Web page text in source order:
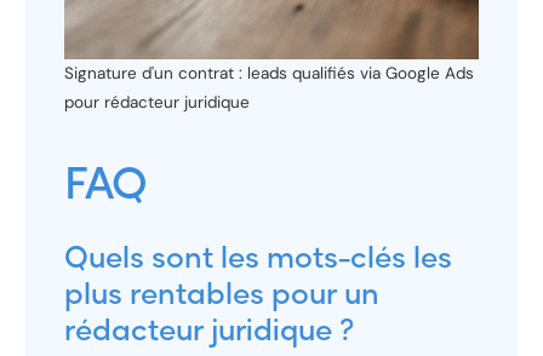
Signature d'un contrat : leads qualifiés via Google Ads
pour rédacteur juridique
FAQ
Quels sont les mots-clés les
plus rentables pour un
rédacteur juridique ?